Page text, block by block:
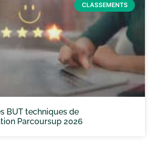
CLASSEMENTS
BUT techniques de
Parcoursup 2026